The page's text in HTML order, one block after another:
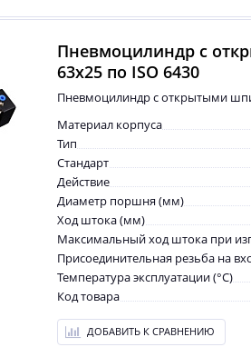
Пневмоцилиндр с
63x25 по ISO 6430
Пневмоцилиндр с открытыми
Материал корпуса
Тип
Стандарт
Действие
Диаметр поршня (мм)
Ход штока (мм)
Максимальный ход штока при
Присоединительная резьба на
Температура эксплуатации (°С)
Код товара
ДОБАВИТЬ К СРАВНЕНИЮ